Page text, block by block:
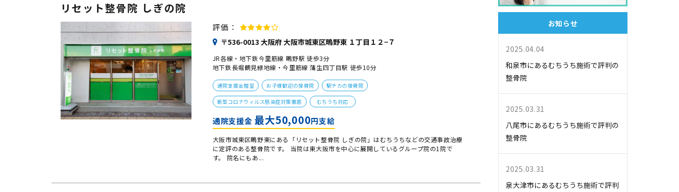
リセット整骨院 しぎの院
評価：
〒536-0013 大阪府 大阪市城東区鴫野東 １丁目１２−７
JR各線・地下鉄今里筋線 鴫野駅 徒歩3分
地下鉄長堀鶴見緑地線・今里筋線 蒲生四丁目駅 徒歩10分
通院支援金贈呈 お子様歓迎の接骨院 駅チカの接骨院
新型コロナウィルス感染症対策徹底 むちうち対応
通院支援金 最大50,000円支給
大阪市城東区鴫野東にある「リセット整骨院 しぎの院」はむちうちなどの交通事故治療
に定評のある整骨院です。 当院は東大阪市を中心に展開しているグループ院の1院で
す。 院名にもあ...
お知らせ
2025.04.04
和泉市にあるむちうち施術で評判の
整骨院
2025.03.31
八尾市にあるむちうち施術で評判の
整骨院
2025.03.31
泉大津市にあるむちうち施術で評判